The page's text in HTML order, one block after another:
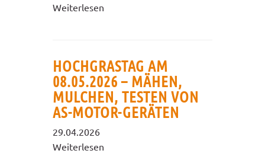
Weiterlesen
HOCHGRASTAG AM
08.05.2026 – MÄHEN,
MULCHEN, TESTEN VON
AS-MOTOR-GERÄTEN
29.04.2026
Weiterlesen